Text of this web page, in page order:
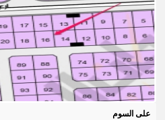
على السوم